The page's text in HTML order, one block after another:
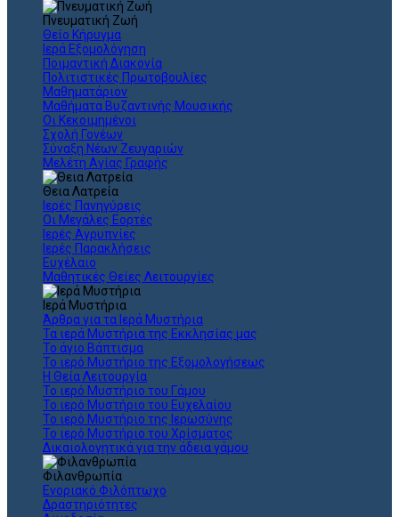
Πνευματική Ζωή
Θείο Κήρυγμα
Ιερά Εξομολόγηση
Ποιμαντική Διακονία
Πολιτιστικές Πρωτοβουλίες
Μαθηματάριον
Μαθήματα Βυζαντινής Μουσικής
Οι Κεκοιμημένοι
Σχολή Γονέων
Σύναξη Νέων Ζευγαριών
Μελέτη Αγίας Γραφής
Θεια Λατρεία
Ιερές Πανηγύρεις
Οι Μεγάλες Εορτές
Ιερές Αγρυπνίες
Ιερές Παρακλήσεις
Ευχέλαιο
Μαθητικές Θείες Λειτουργίες
Ιερά Μυστήρια
Άρθρα για τα Ιερά Μυστήρια
Τα ιερά Μυστήρια της Εκκλησίας μας
Το άγιο Βάπτισμα
Το ιερό Μυστήριο της Εξομολογήσεως
Η Θεία Λειτουργία
Το ιερό Μυστήριο του Γάμου
Το ιερό Μυστήριο του Ευχελαίου
Το ιερό Μυστήριο της Ιερωσύνης
Το ιερό Μυστήριο του Χρίσματος
Δικαιολογητικά για την άδεια γάμου
Φιλανθρωπία
Ενοριακό Φιλόπτωχο
Δραστηριότητες